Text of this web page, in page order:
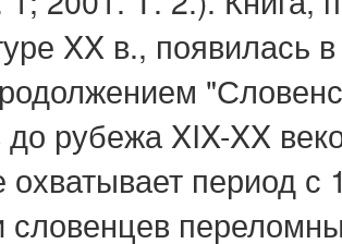
XX в., появилась
до рубежа XIX-XX
охватывает период с
словенцев